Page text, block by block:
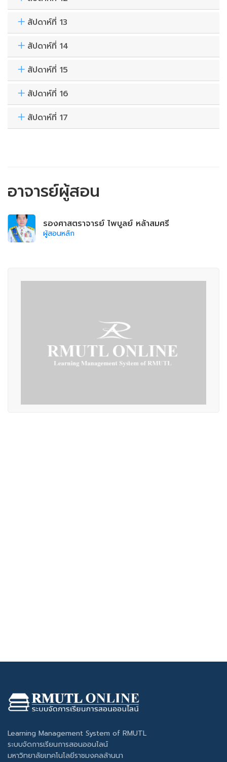
สัปดาห์ที่ 13
สัปดาห์ที่ 14
สัปดาห์ที่ 15
สัปดาห์ที่ 16
สัปดาห์ที่ 17
อาจารย์ผู้สอน
รองศาสตราจารย์ ไพบูลย์ หล้าสมศรี
ผู้สอนหลัก
Learning Management System of RMUTL
ระบบจัดการเรียนการสอนออนไลน์
มหาวิทยาลัยเทคโนโลยีราชมงคลล้านนา